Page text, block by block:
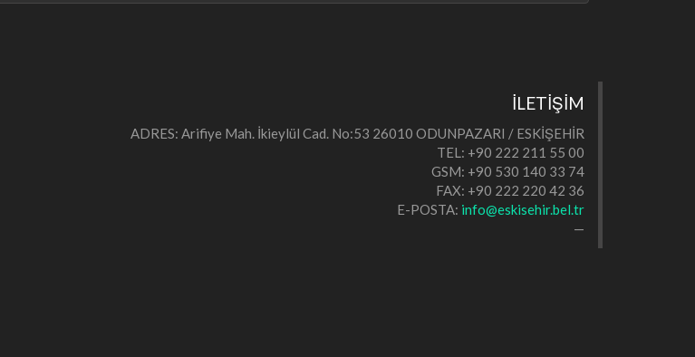
İLETİŞİM
ADRES: Arifiye Mah. İkieylül Cad. No:53 26010 ODUNPAZARI / ESKİŞEHİR
TEL: +90 222 211 55 00
GSM: +90 530 140 33 74
FAX: +90 222 220 42 36
E-POSTA: info@eskisehir.bel.tr